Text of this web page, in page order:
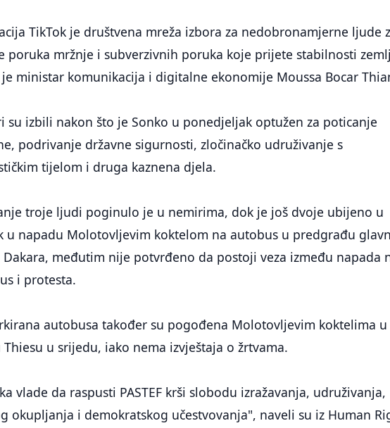
TikTok je društvena mreža izbora za nedobronamjerne ljude
poruka mržnje i subverzivnih poruka koje prijete stabilnosti
ministar komunikacija i digitalne ekonomije Moussa Bocar
su izbili nakon što je Sonko u ponedjeljak optužen za poticanje
podrivanje državne sigurnosti, zločinačko udruživanje s
tijelom i druga kaznena djela.
troje ljudi poginulo je u nemirima, dok je još dvoje ubijeno u
u napadu Molotovljevim koktelom na autobus u predgrađu
Dakara, međutim nije potvrđeno da postoji veza između napada
i protesta.
autobusa također su pogođena Molotovljevim koktelima u
u srijedu, iako nema izvještaja o žrtvama.
vlade da raspusti PASTEF krši slobodu izražavanja, udruživanja,
okupljanja i demokratskog učestvovanja", naveli su iz Human